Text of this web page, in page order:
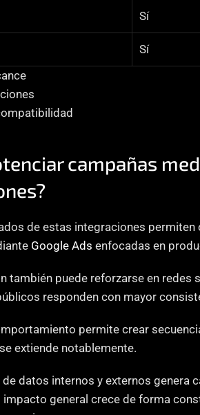
Sí
Sí
campañas
de estas integraciones
Google Ads enfocadas en
responden con mayor
permite crear
extiende notablemente.
datos internos y externos genera
impacto general crece de forma